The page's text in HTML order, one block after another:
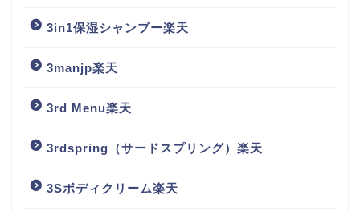
3in1保湿シャンプー楽天
3manjp楽天
3rd Menu楽天
3rdspring（サードスプリング）楽天
3Sボディクリーム楽天